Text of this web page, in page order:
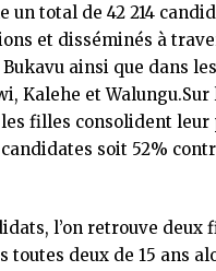
un total de 42 214
et disséminés à
Bukavu ainsi que dans
Kalehe et Walungu.Sur
filles consolident leur
candidates soit 52%
l’on retrouve deux
toutes deux de 15 ans